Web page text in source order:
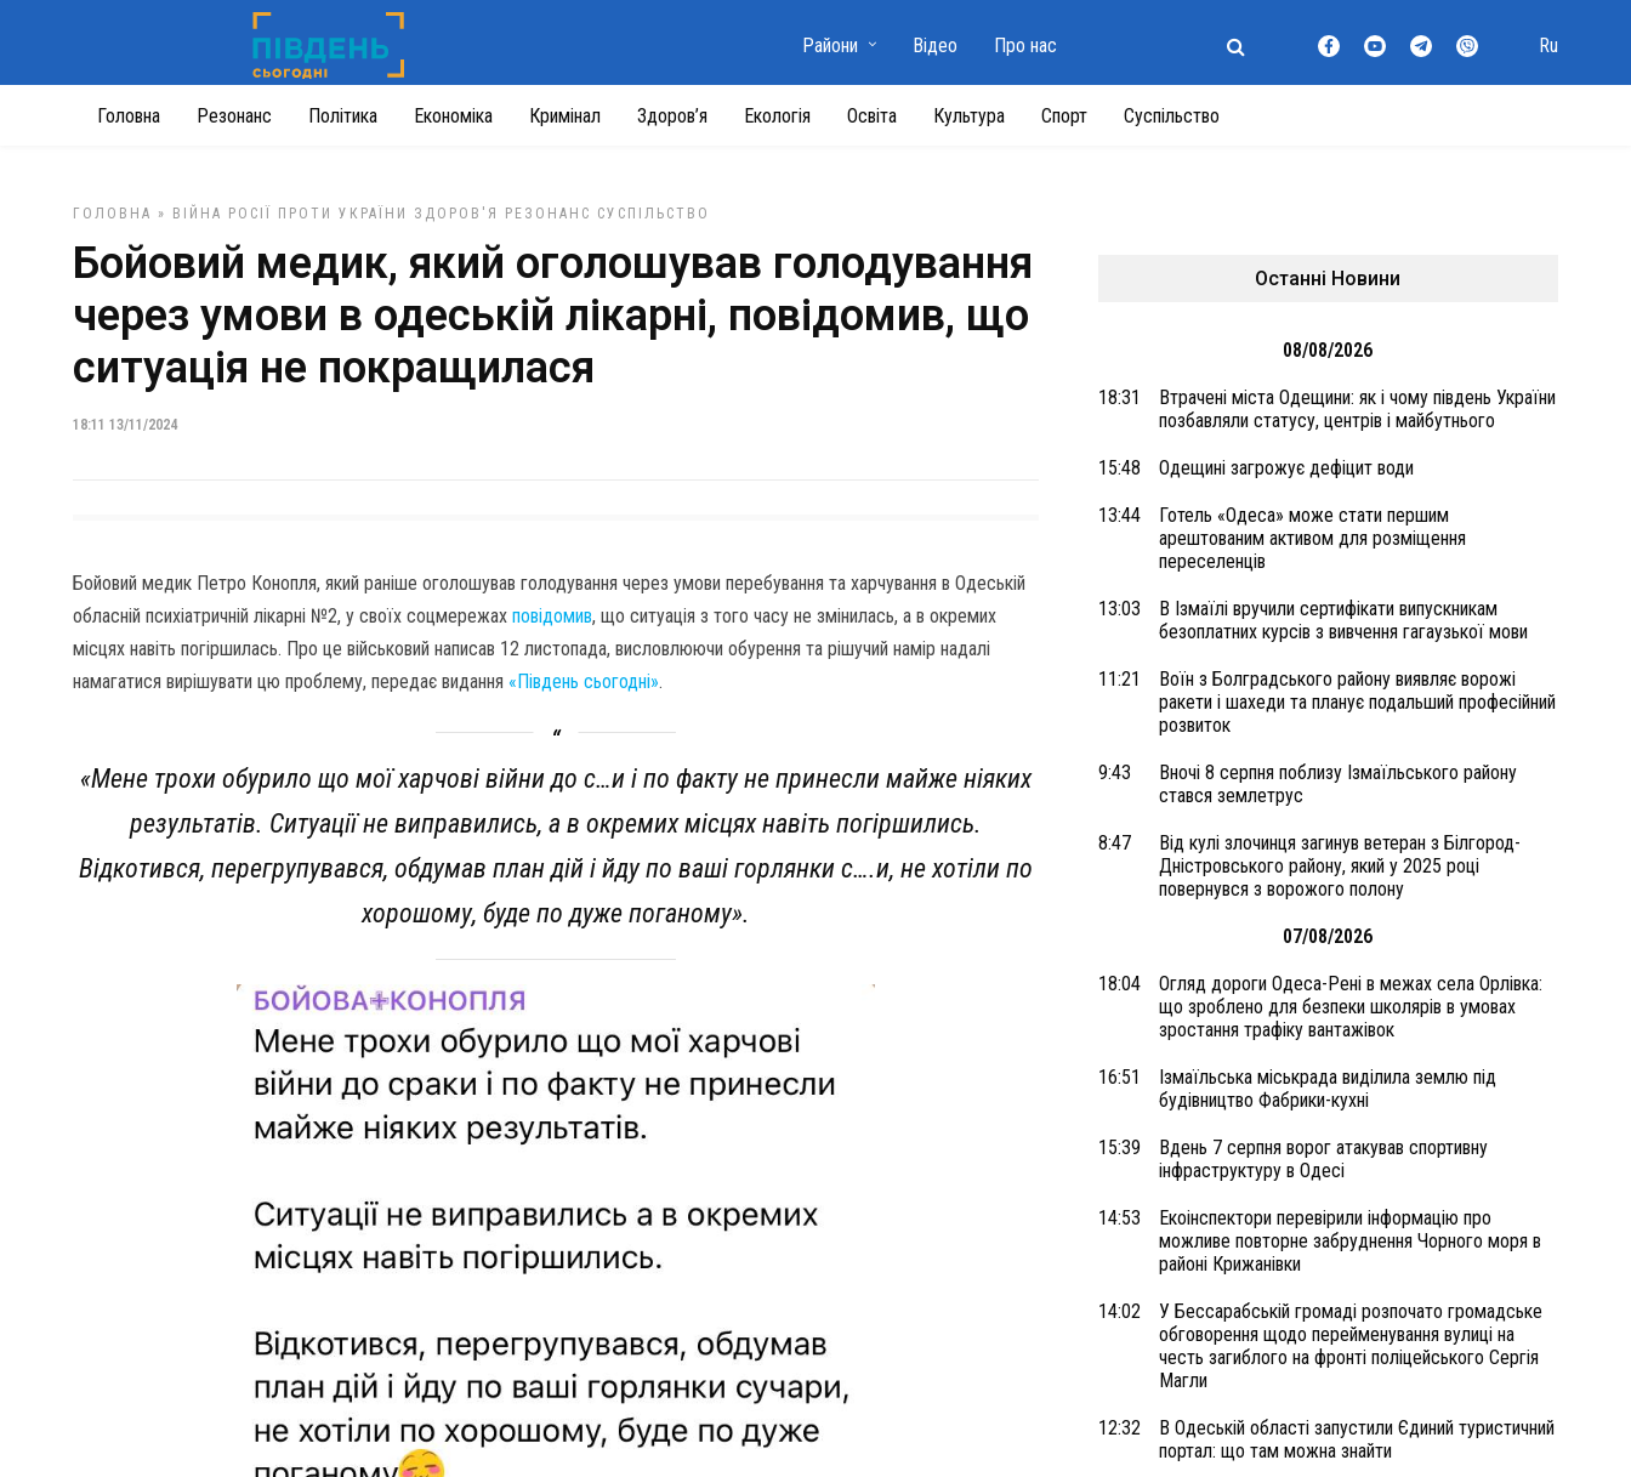
Головна Резонанс Політика Економіка Кримінал Здоров’я Екологія Освіта Культура Спорт Суспільство
Райони Відео Про нас Ru
ГОЛОВНА » ВІЙНА РОСІЇ ПРОТИ УКРАЇНИ ЗДОРОВ'Я РЕЗОНАНС СУСПІЛЬСТВО
Бойовий медик, який оголошував голодування
через умови в одеській лікарні, повідомив, що
ситуація не покращилася
18:11 13/11/2024
Бойовий медик Петро Конопля, який раніше оголошував голодування через умови перебування та харчування в Одеській
обласній психіатричній лікарні №2, у своїх соцмережах повідомив, що ситуація з того часу не змінилась, а в окремих
місцях навіть погіршилась. Про це військовий написав 12 листопада, висловлюючи обурення та рішучий намір надалі
намагатися вирішувати цю проблему, передає видання «Південь сьогодні».
«Мене трохи обурило що мої харчові війни до с…и і по факту не принесли майже ніяких
результатів. Ситуації не виправились, а в окремих місцях навіть погіршились.
Відкотився, перегрупувався, обдумав план дій і йду по ваші горлянки с….и, не хотіли по
хорошому, буде по дуже поганому».
Останні Новини
08/08/2026
18:31
Втрачені міста Одещини: як і чому південь України
позбавляли статусу, центрів і майбутнього
15:48 Одещині загрожує дефіцит води
13:44
Готель «Одеса» може стати першим
арештованим активом для розміщення
переселенців
13:03
В Ізмаїлі вручили сертифікати випускникам
безоплатних курсів з вивчення гагаузької мови
11:21
Воїн з Болградського району виявляє ворожі
ракети і шахеди та планує подальший професійний
розвиток
9:43
Вночі 8 серпня поблизу Ізмаїльського району
стався землетрус
8:47
Від кулі злочинця загинув ветеран з Білгород-
Дністровського району, який у 2025 році
повернувся з ворожого полону
07/08/2026
18:04
Огляд дороги Одеса-Рені в межах села Орлівка:
що зроблено для безпеки школярів в умовах
зростання трафіку вантажівок
16:51
Ізмаїльська міськрада виділила землю під
будівництво Фабрики-кухні
15:39
Вдень 7 серпня ворог атакував спортивну
інфраструктуру в Одесі
14:53
Екоінспектори перевірили інформацію про
можливе повторне забруднення Чорного моря в
районі Крижанівки
14:02
У Бессарабській громаді розпочато громадське
обговорення щодо перейменування вулиці на
честь загиблого на фронті поліцейського Сергія
Магли
12:32
В Одеській області запустили Єдиний туристичний
портал: що там можна знайти